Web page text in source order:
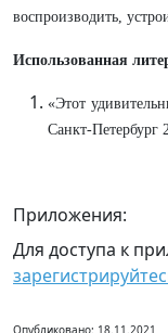
воспроизводить,
Использованная
«Этот
Санкт-Петербург
Приложения:
Для доступа к
Опубликовано: 18.11.2021